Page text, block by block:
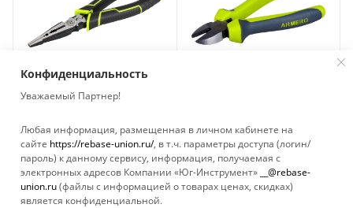
180мм A611/308
СНЯТО С
ПРОИЗВОДСТВА
Достаточно
160мм сталь A611/206
СНЯТО С
ПРОИЗВОДСТВА
Нет в наличии
Конфиденциальность
Уважаемый Партнер!
Любая информация, размещенная в личном кабинете на
сайте https://rebase-union.ru/, в т.ч. параметры доступа (логин/
пароль) к данному сервису, информация, получаемая с
электронных адресов Компании «Юг-Инструмент»
__@rebase-
union.ru(файлы с информацией о товарах ценах, скидках)
является конфиденциальной.